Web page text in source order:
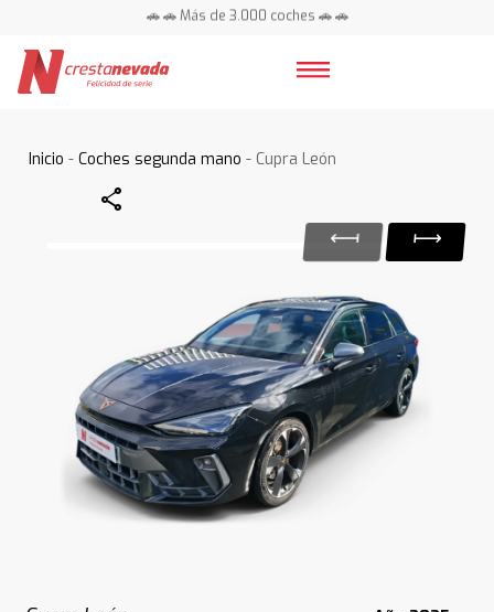
🚗 🚗 Más de 3.000 coches 🚗 🚗
Inicio -Coches segunda mano - Cupra León
Share